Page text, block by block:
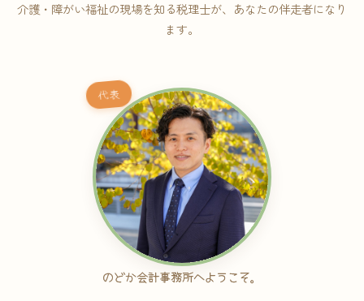
介護・障がい福祉の現場を知る税理士が、あなたの伴走者になり
ます。
代表
のどか会計事務所へようこそ。